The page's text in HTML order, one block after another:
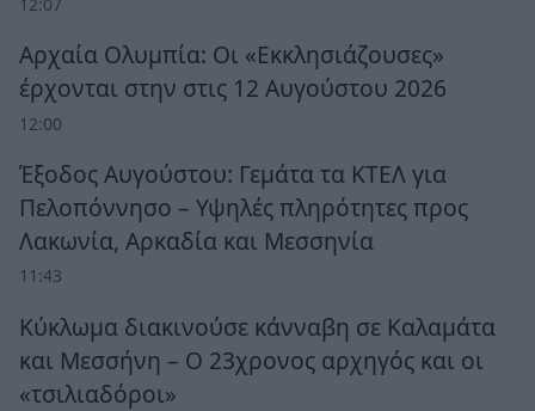
Αρχαία Ολυμπία: Οι «Εκκλησιάζουσες»
έρχονται στην στις 12 Αυγούστου 2026
12:00
Έξοδος Αυγούστου: Γεμάτα τα ΚΤΕΛ για
Πελοπόννησο – Υψηλές πληρότητες προς
Λακωνία, Αρκαδία και Μεσσηνία
11:43
Κύκλωμα διακινούσε κάνναβη σε Καλαμάτα
και Μεσσήνη – Ο 23χρονος αρχηγός και οι
«τσιλιαδόροι»